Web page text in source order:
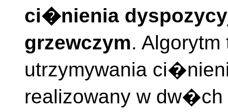
ci�nienia
grzewczym.
utrzymywania
realizowany w dw�ch